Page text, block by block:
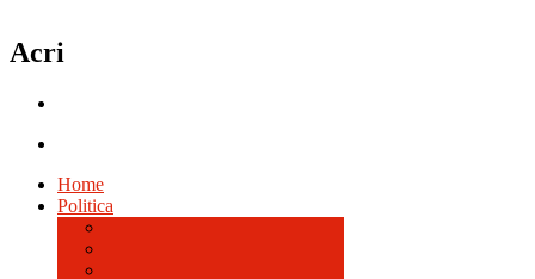
Acri
Home
Politica